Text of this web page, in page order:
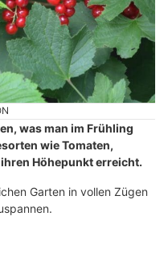
was man im Frühling
wie Tomaten,
Höhepunkt erreicht.
Garten in vollen Zügen